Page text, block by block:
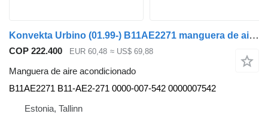
Konvekta Urbino (01.99-) B11AE2271 manguera de aire acondicionado para Solaris Urbino, Alpino, Vacanza (1999-) autobús
COP 222.400 EUR 60,48 ≈ US$ 69,88
Manguera de aire acondicionado
B11AE2271 B11-AE2-271 0000-007-542 0000007542
Estonia, Tallinn